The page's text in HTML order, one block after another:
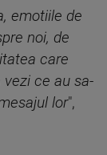
emotiile de
noi, de
care
ce au sa-
lor",